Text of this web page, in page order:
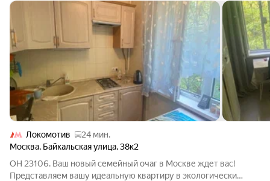
Локомотив
24 мин.
Москва, Байкальская улица,38к2
ОН 23106. Ваш новый семейный очаг в Москве ждет вас!
Представляем вашу идеальную квартиру в экологически